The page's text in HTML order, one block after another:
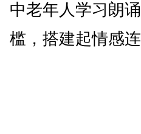
中老年人学习朗
槛，搭建起情感